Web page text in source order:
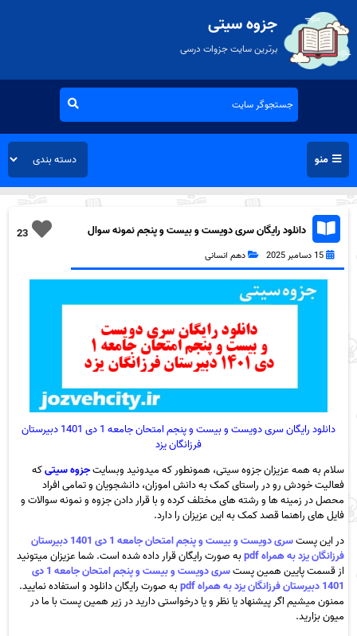
جزوه سیتی
برترین سایت جزوات درسی
منو
23
دانلود رایگان سری دویست و بیست و پنجم نمونه سوال
جامعه شناسی دهم انسانی به همراه pdf
15 دسامبر 2025 دهم انسانی
دانلود رایگان سری دویست و بیست و پنجم امتحان جامعه 1 دی 1401 دبیرستان
فرزانگان یزد
سلام به همه عزیزان جزوه سیتی، همونطور که میدونید وبسایتجزوه سیتیکه
فعالیت خودش رو در راستای کمک به دانش اموزان، دانشجویان و تمامی افراد
محصل در زمینه ها و رشته های مختلف کرده و با قرار دادن جزوه و نمونه سوالات و
فایل های راهنما قصد کمک به این عزیزان را دارد.
در این پست
سری دویست و بیست و پنجم امتحان جامعه 1 دی 1401 دبیرستان
فرزانگان یزد به همراه pdf
به صورت رایگان قرار داده شده است. شما عزیزان میتونید
از قسمت پایین همین پست
سری دویست و بیست و پنجم امتحان جامعه 1 دی
1401 دبیرستان فرزانگان یزد به همراه pdf
به صورت رایگان دانلود و استفاده نمایید.
ممنون میشیم اگر پیشنهاد یا نظر و یا درخواستی دارید در زیر همین پست با ما در
میون بزارید.